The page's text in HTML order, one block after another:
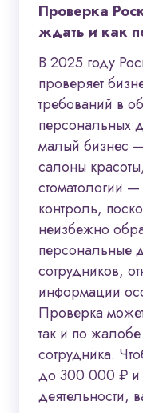
Проверка
ждать и как
В 2025 году
проверяет
требований в
персональных
малый бизнес
салоны
стоматологии
контроль,
неизбежно
персональные
сотрудников,
информации
Проверка
так и по
сотрудника.
до 300 000 ₽ и
деятельности,